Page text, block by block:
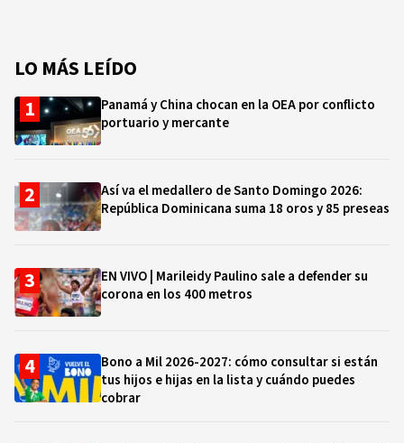
LO MÁS LEÍDO
Panamá y China chocan en la OEA por conflicto
portuario y mercante
Así va el medallero de Santo Domingo 2026:
República Dominicana suma 18 oros y 85 preseas
EN VIVO | Marileidy Paulino sale a defender su
corona en los 400 metros
Bono a Mil 2026-2027: cómo consultar si están
tus hijos e hijas en la lista y cuándo puedes
cobrar